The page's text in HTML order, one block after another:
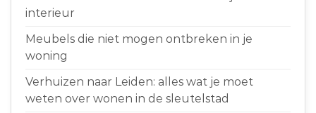
interieur
Meubels die niet mogen ontbreken in je
woning
Verhuizen naar Leiden: alles wat je moet
weten over wonen in de sleutelstad